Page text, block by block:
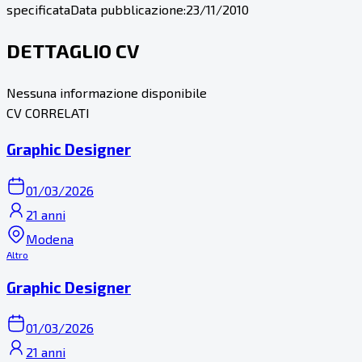
specificataData pubblicazione:23/11/2010
DETTAGLIO CV
Nessuna informazione disponibile
CV CORRELATI
Graphic Designer
01/03/2026
21 anni
Modena
Altro
Graphic Designer
01/03/2026
21 anni